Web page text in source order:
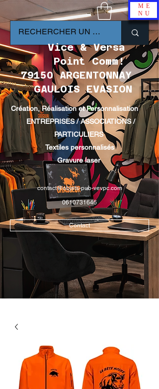
ME
NU
Vice & Versa
Point Comm!
79150 ARGENTONNAY
GAULOIS EVASION
Création, Réalisation et Personnalisation
ENTREPRISES / ASSOCIATIONS /
PARTICULIERS
Textiles personnalisés
Gravure laser
contact@objets-pub-vevpc.com
0610731646
Contact